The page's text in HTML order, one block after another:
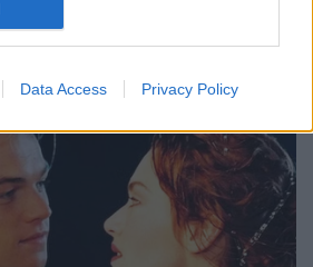
Data Access Privacy Policy